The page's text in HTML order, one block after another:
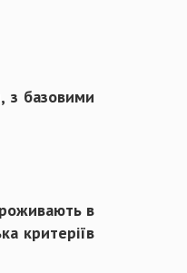
з базовими
в
критеріїв